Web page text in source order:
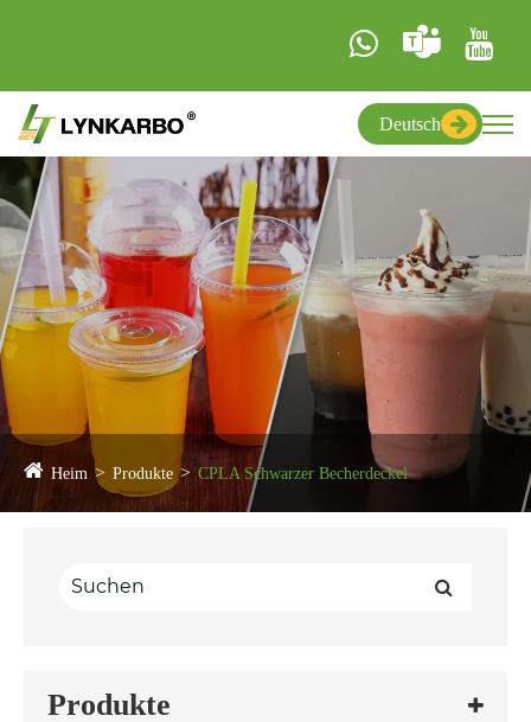
Deutsch
Heim Produkte CPLA Schwarzer Becherdeckel
Produkte